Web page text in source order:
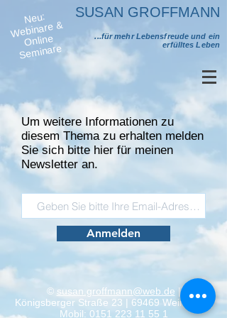
SUSAN GROFFMANN
...für mehr Lebensfreude und ein
erfülltes Leben
Neu:
Webinare &
Online
Se
minare
Anmelden
Um weitere Informationen zu
diesem Thema zu erhalten melden
Sie sich bitte hier für meinen
Newsletter an.
© susan.groffmann@web.de |
Königsberger Straße 23 | 69469 Weinheim |
Mobil: 0151 223 11 55 1